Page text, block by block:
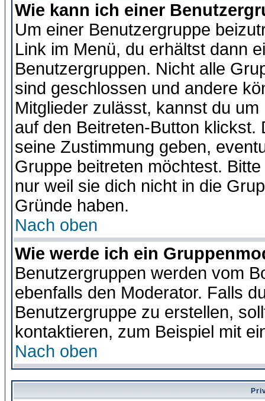
Wie kann ich einer
Um einer Benutzergruppe
Link im Menü, du erhältst dann
Benutzergruppen. Nicht alle
sind geschlossen und andere
Mitglieder zulässt, kannst du
auf den Beitreten-Button
seine Zustimmung geben,
Gruppe beitreten möchtest.
nur weil sie dich nicht in die
Gründe haben.
Nach oben
Wie werde ich ein
Benutzergruppen werden vom
ebenfalls den Moderator. Falls
Benutzergruppe zu erstellen,
kontaktieren, zum Beispiel mit
Nach oben